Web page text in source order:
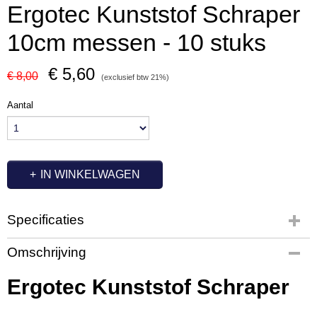
Ergotec Kunststof Schraper
10cm messen - 10 stuks
€ 8,00 € 5,60 (exclusief btw 21%)
Aantal
IN WINKELWAGEN
Specificaties
Productcode
UT3587
Omschrijving
Ergotec Kunststof Schraper